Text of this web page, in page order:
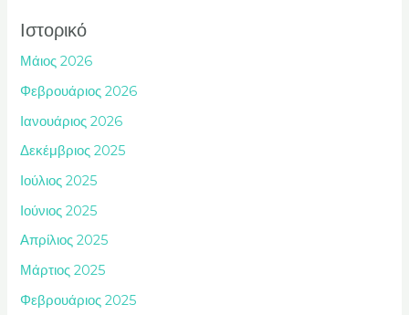
Ιστορικό
Μάιος 2026
Φεβρουάριος 2026
Ιανουάριος 2026
Δεκέμβριος 2025
Ιούλιος 2025
Ιούνιος 2025
Απρίλιος 2025
Μάρτιος 2025
Φεβρουάριος 2025